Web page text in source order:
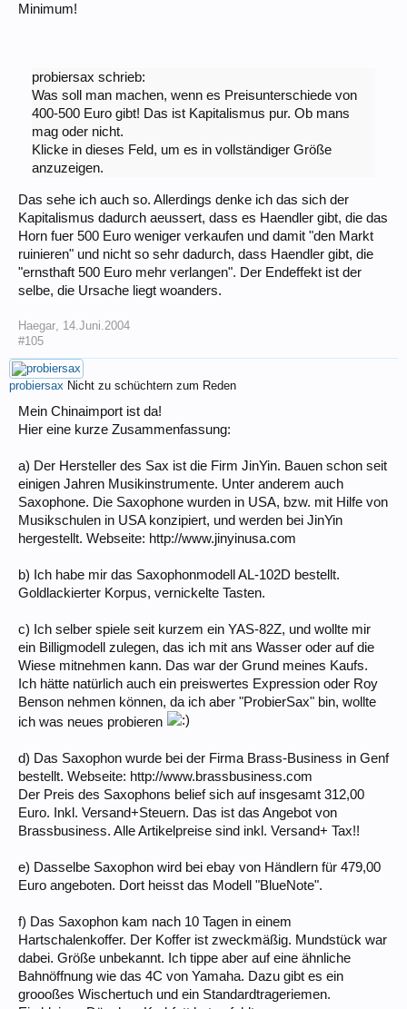
Minimum!
probiersax schrieb:
Was soll man machen, wenn es Preisunterschiede von
400-500 Euro gibt! Das ist Kapitalismus pur. Ob mans
mag oder nicht.
Klicke in dieses Feld, um es in vollständiger Größe
anzuzeigen.
Das sehe ich auch so. Allerdings denke ich das sich der
Kapitalismus dadurch aeussert, dass es Haendler gibt, die das
Horn fuer 500 Euro weniger verkaufen und damit "den Markt
ruinieren" und nicht so sehr dadurch, dass Haendler gibt, die
"ernsthaft 500 Euro mehr verlangen". Der Endeffekt ist der
selbe, die Ursache liegt woanders.
Haegar 14.Juni.2004
#105
probiersax Nicht zu schüchtern zum Reden
Mein Chinaimport ist da!
Hier eine kurze Zusammenfassung:
a) Der Hersteller des Sax ist die Firm JinYin. Bauen schon seit
einigen Jahren Musikinstrumente. Unter anderem auch
Saxophone. Die Saxophone wurden in USA, bzw. mit Hilfe von
Musikschulen in USA konzipiert, und werden bei JinYin
hergestellt. Webseite: http://www.jinyinusa.com
b) Ich habe mir das Saxophonmodell AL-102D bestellt.
Goldlackierter Korpus, vernickelte Tasten.
c) Ich selber spiele seit kurzem ein YAS-82Z, und wollte mir
ein Billigmodell zulegen, das ich mit ans Wasser oder auf die
Wiese mitnehmen kann. Das war der Grund meines Kaufs.
Ich hätte natürlich auch ein preiswertes Expression oder Roy
Benson nehmen können, da ich aber "ProbierSax" bin, wollte
ich was neues probieren
d) Das Saxophon wurde bei der Firma Brass-Business in Genf
bestellt. Webseite: http://www.brassbusiness.com
Der Preis des Saxophons belief sich auf insgesamt 312,00
Euro. Inkl. Versand+Steuern. Das ist das Angebot von
Brassbusiness. Alle Artikelpreise sind inkl. Versand+ Tax!!
e) Dasselbe Saxophon wird bei ebay von Händlern für 479,00
Euro angeboten. Dort heisst das Modell "BlueNote".
f) Das Saxophon kam nach 10 Tagen in einem
Hartschalenkoffer. Der Koffer ist zweckmäßig. Mundstück war
dabei. Größe unbekannt. Ich tippe aber auf eine ähnliche
Bahnöffnung wie das 4C von Yamaha. Dazu gibt es ein
groooßes Wischertuch und ein Standardtrageriemen.